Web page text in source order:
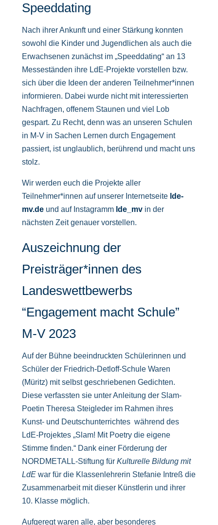
Speeddating
Nach ihrer Ankunft und einer Stärkung konnten
sowohl die Kinder und Jugendlichen als auch die
Erwachsenen zunächst im „Speeddating“ an 13
Messeständen ihre LdE-Projekte vorstellen bzw.
sich über die Ideen der anderen Teilnehmer*innen
informieren. Dabei wurde nicht mit interessierten
Nachfragen, offenem Staunen und viel Lob
gespart. Zu Recht, denn was an unseren Schulen
in M-V in Sachen Lernen durch Engagement
passiert, ist unglaublich, berührend und macht uns
stolz.
Wir werden euch die Projekte aller
Teilnehmer*innen auf unserer Internetseite lde-
mv.deund auf Instagrammlde_mv in der
nächsten Zeit genauer vorstellen.
Auszeichnung der
Preisträger*innen des
Landeswettbewerbs
“Engagement macht Schule”
M-V 2023
Auf der Bühne beeindruckten Schülerinnen und
Schüler der Friedrich-Detloff-Schule Waren
(Müritz) mit selbst geschriebenen Gedichten.
Diese verfassten sie unter Anleitung der Slam-
Poetin Theresa Steigleder im Rahmen ihres
Kunst- und Deutschunterrichtes während des
LdE-Projektes „Slam! Mit Poetry die eigene
Stimme finden.“ Dank einer Förderung der
NORDMETALL-Stiftung für Kulturelle Bildung mit
LdEwar für die Klassenlehrerin Stefanie Intreß die
Zusammenarbeit mit dieser Künstlerin und ihrer
10. Klasse möglich.
Aufgeregt waren alle, aber besonderes